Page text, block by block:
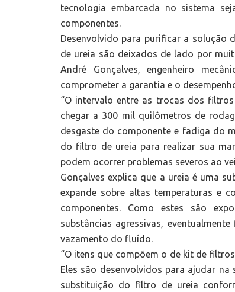
tecnologia embarcada no sistema
componentes.
Desenvolvido para purificar a solução
de ureia são deixados de lado por
André Gonçalves, engenheiro
comprometer a garantia e o
“O intervalo entre as trocas dos
chegar a 300 mil quilômetros de
desgaste do componente e fadiga do
do filtro de ureia para realizar sua
podem ocorrer problemas severos ao
Gonçalves explica que a ureia é uma
expande sobre altas temperaturas e
componentes. Como estes são
substâncias agressivas,
vazamento do fluído.
“O itens que compõem o de kit de
Eles são desenvolvidos para ajudar
substituição do filtro de ureia